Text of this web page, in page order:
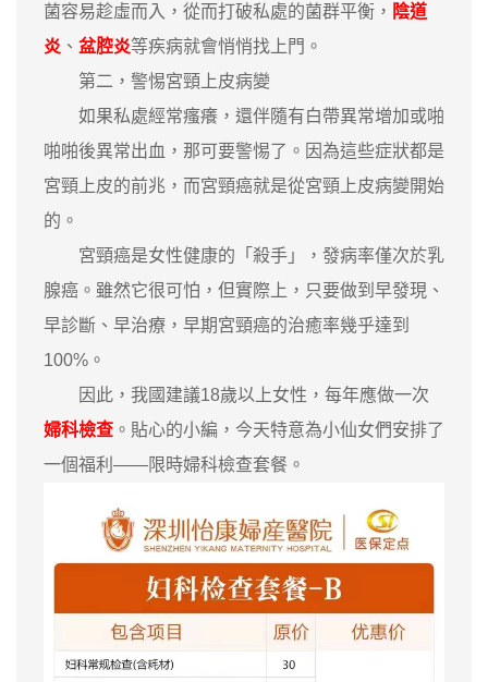
菌容易趁虛而入，從而打破私處的菌群平衡， 陰道
炎 、 盆腔炎等疾病就會悄悄找上門。
第二，警惕宮頸上皮病變
如果私處經常瘙癢，還伴隨有白帶異常增加或啪
啪啪後異常出血，那可要警惕了。因為這些症狀都是
宮頸上皮的前兆，而宮頸癌就是從宮頸上皮病變開始
的。
宮頸癌是女性健康的「殺手」，發病率僅次於乳
腺癌。雖然它很可怕，但實際上，只要做到早發現、
早診斷、早治療，早期宮頸癌的治癒率幾乎達到
100%。
因此，我國建議18歲以上女性，每年應做一次
婦科檢查 。貼心的小編，今天特意為小仙女們安排了
一個福利——限時婦科檢查套餐。